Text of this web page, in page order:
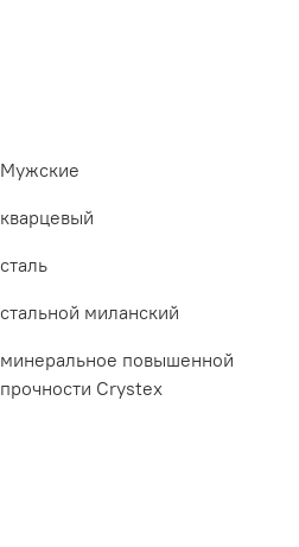
Мужские
кварцевый
сталь
стальной миланский
минеральное повышенной
прочности Crystex